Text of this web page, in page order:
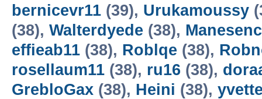
bernicevr11 (39), Urukamoussy
(38), Walterdyede (38),
effieab11 (38), Roblqe (38),
rosellaum11 (38), ru16 (38),
GrebloGax (38), Heini (38),